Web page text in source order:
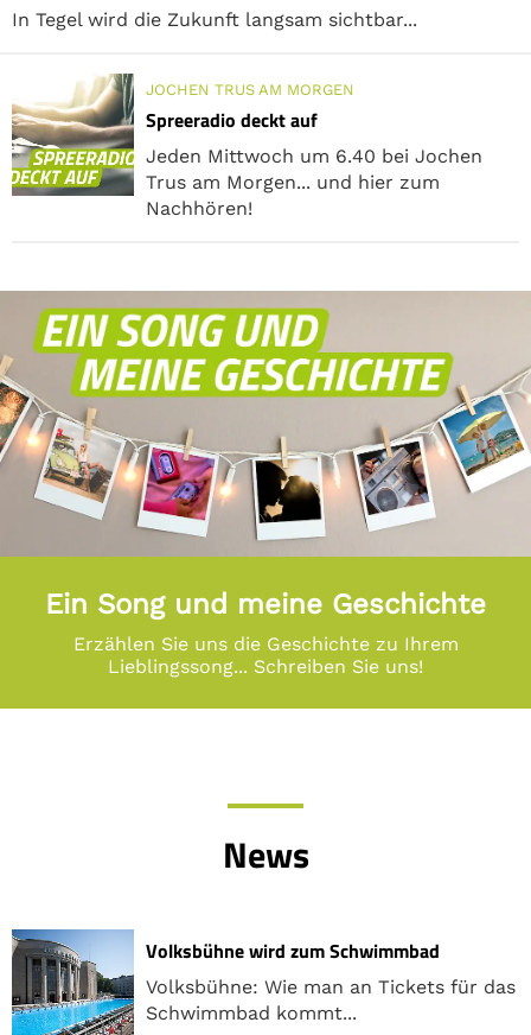
In Tegel wird die Zukunft langsam sichtbar...
JOCHEN TRUS AM MORGEN
Spreeradio deckt auf
Jeden Mittwoch um 6.40 bei Jochen
Trus am Morgen... und hier zum
Nachhören!
Ein Song und meine Geschichte
Erzählen Sie uns die Geschichte zu Ihrem
Lieblingssong... Schreiben Sie uns!
News
Volksbühne wird zum Schwimmbad
Volksbühne: Wie man an Tickets für das
Schwimmbad kommt...